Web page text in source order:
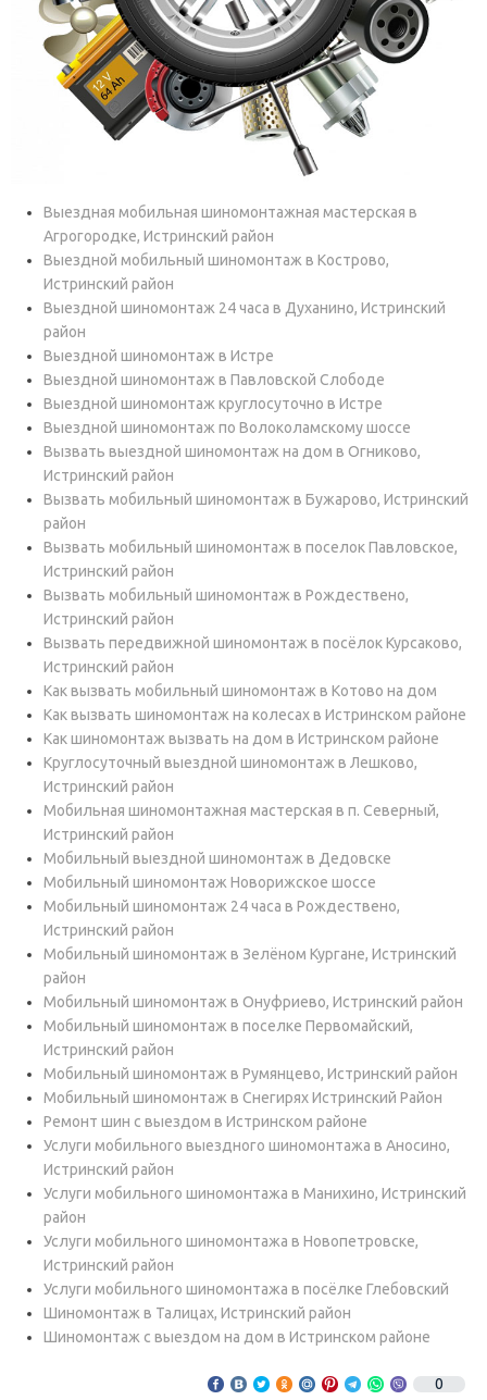
Выездная мобильная шиномонтажная мастерская в
Агрогородке, Истринский район
Выездной мобильный шиномонтаж в Кострово,
Истринский район
Выездной шиномонтаж 24 часа в Духанино, Истринский
район
Выездной шиномонтаж в Истре
Выездной шиномонтаж в Павловской Слободе
Выездной шиномонтаж круглосуточно в Истре
Выездной шиномонтаж по Волоколамскому шоссе
Вызвать выездной шиномонтаж на дом в Огниково,
Истринский район
Вызвать мобильный шиномонтаж в Бужарово, Истринский
район
Вызвать мобильный шиномонтаж в поселок Павловское,
Истринский район
Вызвать мобильный шиномонтаж в Рождествено,
Истринский район
Вызвать передвижной шиномонтаж в посёлок Курсаково,
Истринский район
Как вызвать мобильный шиномонтаж в Котово на дом
Как вызвать шиномонтаж на колесах в Истринском районе
Как шиномонтаж вызвать на дом в Истринском районе
Круглосуточный выездной шиномонтаж в Лешково,
Истринский район
Мобильная шиномонтажная мастерская в п. Северный,
Истринский район
Мобильный выездной шиномонтаж в Дедовске
Мобильный шиномонтаж Новорижское шоссе
Мобильный шиномонтаж 24 часа в Рождествено,
Истринский район
Мобильный шиномонтаж в Зелёном Кургане, Истринский
район
Мобильный шиномонтаж в Онуфриево, Истринский район
Мобильный шиномонтаж в поселке Первомайский,
Истринский район
Мобильный шиномонтаж в Румянцево, Истринский район
Мобильный шиномонтаж в Снегирях Истринский Район
Ремонт шин с выездом в Истринском районе
Услуги мобильного выездного шиномонтажа в Аносино,
Истринский район
Услуги мобильного шиномонтажа в Манихино, Истринский
район
Услуги мобильного шиномонтажа в Новопетровске,
Истринский район
Услуги мобильного шиномонтажа в посёлке Глебовский
Шиномонтаж в Талицах, Истринский район
Шиномонтаж с выездом на дом в Истринском районе
0